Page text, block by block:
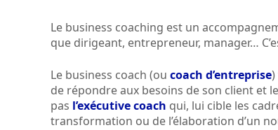
Le business coaching est un
que dirigeant, entrepreneur, manager…
Le business coach (ou coach d’entreprise
de répondre aux besoins de son client et
pas l’exécutive coach qui, lui cible les
transformation ou de l’élaboration d’un